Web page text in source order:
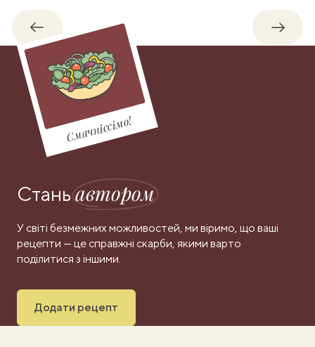
Назад
Смачніссімо!
Станьавтором
У світі безмежних можливостей, ми віримо, що ваші
рецепти — це справжні скарби, якими варто
поділитися з іншими.
Додати рецепт